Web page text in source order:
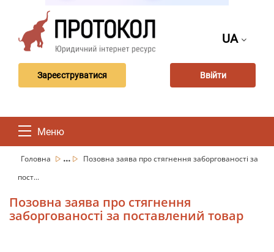
UA
Зареєструватися Ввійти
Меню
Головна ...
Позовна заява про стягнення заборгованості за
пост...
Позовна заява про стягнення
заборгованості за поставлений товар